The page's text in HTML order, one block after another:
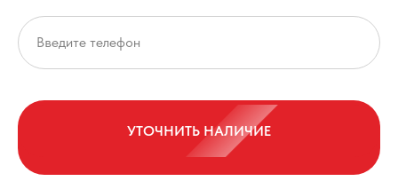
УТОЧНИТЬ НАЛИЧИЕ